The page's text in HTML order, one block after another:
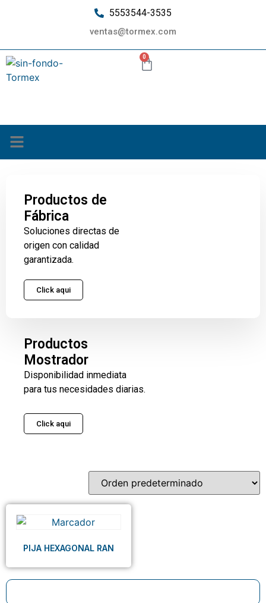
5553544-3535
ventas@tormex.com
0
Productos de
Fábrica
Soluciones directas de
origen con calidad
garantizada.
Click aqui
Productos
Mostrador
Disponibilidad inmediata
para tus necesidades diarias.
Click aqui
PIJA HEXAGONAL RAN